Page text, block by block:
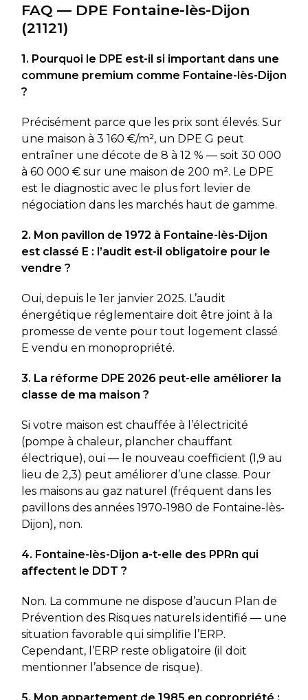
FAQ — DPE Fontaine-lès-Dijon
(21121)
1. Pourquoi le DPE est-il si important dans une
commune premium comme Fontaine-lès-Dijon
?
Précisément parce que les prix sont élevés. Sur
une maison à 3 160 €/m², un DPE G peut
entraîner une décote de 8 à 12 % — soit 30 000
à 60 000 € sur une maison de 200 m². Le DPE
est le diagnostic avec le plus fort levier de
négociation dans les marchés haut de gamme.
2. Mon pavillon de 1972 à Fontaine-lès-Dijon
est classé E : l’audit est-il obligatoire pour le
vendre ?
Oui, depuis le 1er janvier 2025. L’audit
énergétique réglementaire doit être joint à la
promesse de vente pour tout logement classé
E vendu en monopropriété.
3. La réforme DPE 2026 peut-elle améliorer la
classe de ma maison ?
Si votre maison est chauffée à l’électricité
(pompe à chaleur, plancher chauffant
électrique), oui — le nouveau coefficient (1,9 au
lieu de 2,3) peut améliorer d’une classe. Pour
les maisons au gaz naturel (fréquent dans les
pavillons des années 1970-1980 de Fontaine-lès-
Dijon), non.
4. Fontaine-lès-Dijon a-t-elle des PPRn qui
affectent le DDT ?
Non. La commune ne dispose d’aucun Plan de
Prévention des Risques naturels identifié — une
situation favorable qui simplifie l’ERP.
Cependant, l’ERP reste obligatoire (il doit
mentionner l’absence de risque).
5. Mon appartement de 1985 en copropriété :